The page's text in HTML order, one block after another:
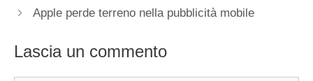
Apple perde terreno nella pubblicità mobile
Lascia un commento